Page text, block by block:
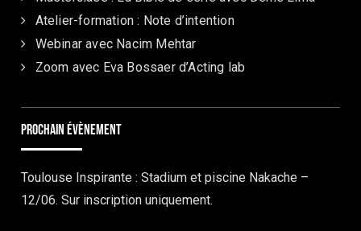
Atelier-formation : Note d’intention
Webinar avec Nacim Mehtar
Zoom avec Eva Bossaer d’Acting lab
Prochain évènement
Toulouse Inspirante : Stadium et piscine Nakache –
12/06. Sur inscription uniquement.